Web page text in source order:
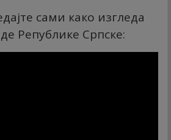
сами како изгледа
Републике Српске: